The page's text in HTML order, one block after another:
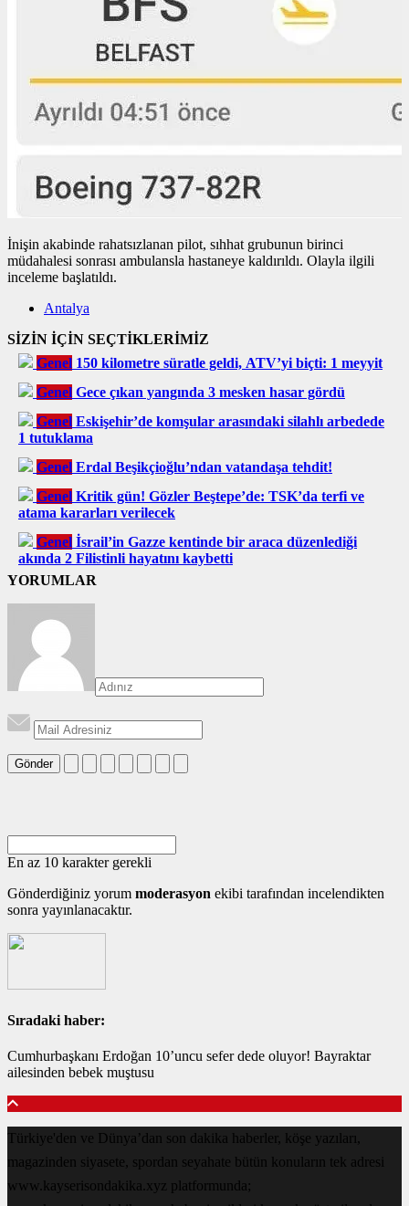
İnişin akabinde rahatsızlanan pilot, sıhhat grubunun birinci
müdahalesi sonrası ambulansla hastaneye kaldırıldı. Olayla ilgili
inceleme başlatıldı.
Antalya
SİZİN İÇİN SEÇTİKLERİMİZ
Genel 150 kilometre süratle geldi, ATV’yi biçti: 1 meyyit
Genel Gece çıkan yangında 3 mesken hasar gördü
Genel Eskişehir’de komşular arasındaki silahlı arbedede
1 tutuklama
Genel Erdal Beşikçioğlu’ndan vatandaşa tehdit!
Genel Kritik gün! Gözler Beştepe’de: TSK’da terfi ve
atama kararları verilecek
Genel İsrail’in Gazze kentinde bir araca düzenlediği
akında 2 Filistinli hayatını kaybetti
YORUMLAR
Gönder
En az 10 karakter gerekli
Gönderdiğiniz yorum moderasyon ekibi tarafından incelendikten
sonra yayınlanacaktır.
Sıradaki haber:
Cumhurbaşkanı Erdoğan 10’uncu sefer dede oluyor! Bayraktar
ailesinden bebek muştusu
Türkiye'den ve Dünya’dan son dakika haberler, köşe yazıları,
magazinden siyasete, spordan seyahate bütün konuların tek adresi
www.kayserisondakika.xyz platformunda;